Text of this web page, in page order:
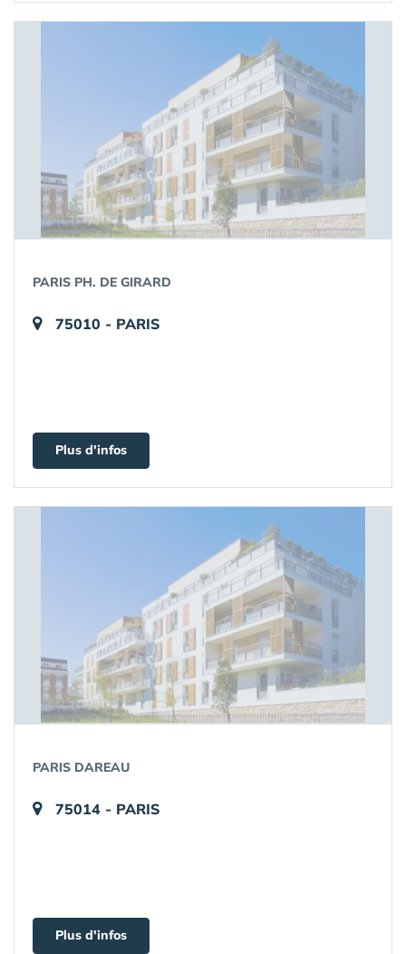
PARIS PH. DE GIRARD
75010 - PARIS
Plus d'infos
PARIS DAREAU
75014 - PARIS
Plus d'infos